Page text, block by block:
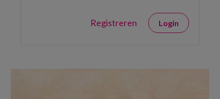
Registreren Login